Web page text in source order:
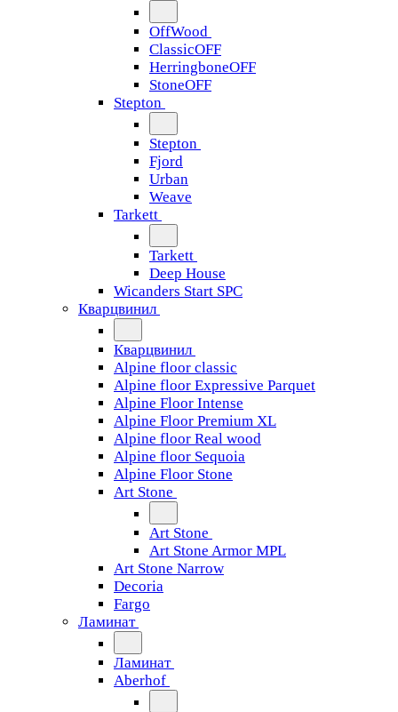
OffWood
ClassicOFF
HerringboneOFF
StoneOFF
Stepton
Stepton
Fjord
Urban
Weave
Tarkett
Tarkett
Deep House
Wicanders Start SPC
Кварцвинил
Кварцвинил
Alpine floor classic
Alpine floor Expressive Parquet
Alpine Floor Intense
Alpine Floor Premium XL
Alpine floor Real wood
Alpine floor Sequoia
Alpine Floor Stone
Art Stone
Art Stone
Art Stone Armor MPL
Art Stone Narrow
Decoria
Fargo
Ламинат
Ламинат
Aberhof